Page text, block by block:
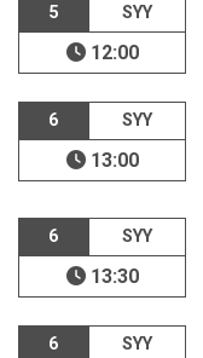
5 SYY
12:00
6 SYY
13:00
6 SYY
13:30
6 SYY